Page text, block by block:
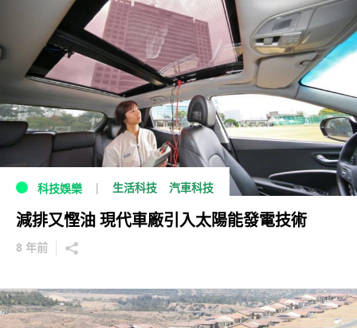
科技娛樂 生活科技 汽車科技
減排又慳油 現代車廠引入太陽能發電技術
8 年前